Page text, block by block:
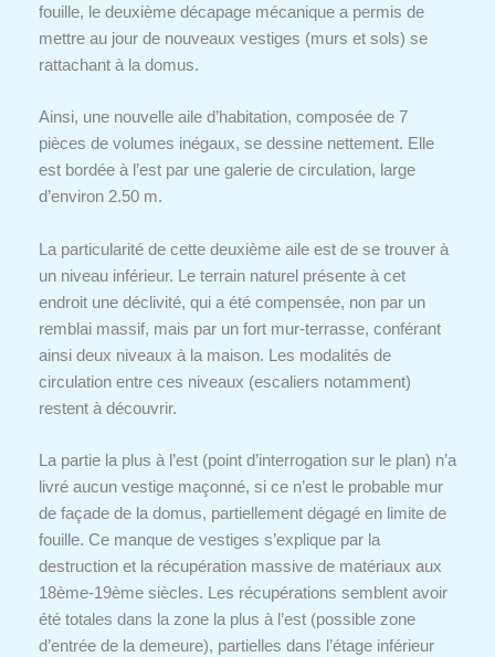
fouille, le deuxième décapage mécanique a permis de
mettre au jour de nouveaux vestiges (murs et sols) se
rattachant à la domus.
Ainsi, une nouvelle aile d’habitation, composée de 7
pièces de volumes inégaux, se dessine nettement. Elle
est bordée à l’est par une galerie de circulation, large
d’environ 2.50 m.
La particularité de cette deuxième aile est de se trouver à
un niveau inférieur. Le terrain naturel présente à cet
endroit une déclivité, qui a été compensée, non par un
remblai massif, mais par un fort mur-terrasse, conférant
ainsi deux niveaux à la maison. Les modalités de
circulation entre ces niveaux (escaliers notamment)
restent à découvrir.
La partie la plus à l’est (point d’interrogation sur le plan) n’a
livré aucun vestige maçonné, si ce n’est le probable mur
de façade de la domus, partiellement dégagé en limite de
fouille. Ce manque de vestiges s’explique par la
destruction et la récupération massive de matériaux aux
18ème-19ème siècles. Les récupérations semblent avoir
été totales dans la zone la plus à l’est (possible zone
d’entrée de la demeure), partielles dans l’étage inférieur